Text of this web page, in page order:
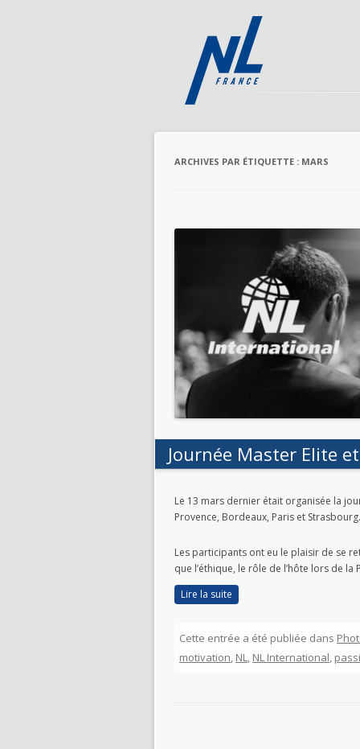
ARCHIVES PAR ÉTIQUETTE : MARS
Journée Master Elite
Le 13 mars dernier était organisée la
Provence, Bordeaux, Paris et Strasbourg.
Les participants ont eu le plaisir de se
que l’éthique, le rôle de l’hôte lors de
Lire la suite
Cette entrée a été publiée dans
motivation, NL, NL International,